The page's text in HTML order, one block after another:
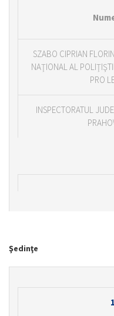
SZABO CIPRIAN
NAŢIONAL AL
PRO
INSPECTORATUL
Şedinţe